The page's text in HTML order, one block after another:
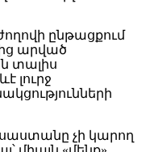
ընթացքում
արված
տալիս
լուրջ
չի կարող